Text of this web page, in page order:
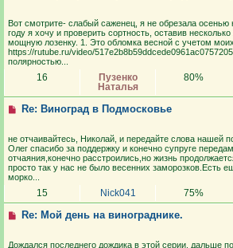
Вот смотрите- слабый саженец, я не обрезала осенью
году я хочу и проверить сортность, оставив
мощную лозенку. 1. Это обломка весной с учетом
https://rutube.ru/video/
полярностью...
16
Пузенко
Наталья
80%
Re: Виноград в Подмосковье
не отчаивайтесь, Николай, и передайте слова нашей
Олег спасибо за поддержку и конечно супруге
отчаяния,конечно расстроились,но жизнь
просто так у нас не было весенних заморозков.Есть
морко...
15 Nick041 75%
Re: Мой день на винограднике.
Дождался последнего дождика в этой серии, дальше